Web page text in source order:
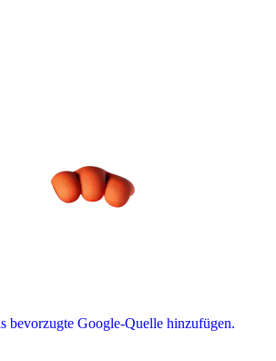
bevorzugte Google-Quelle hinzufügen.